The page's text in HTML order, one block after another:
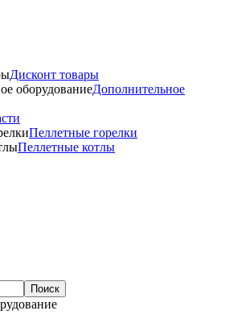
Дисконт товары
Дополнительное
Пеллетные горелки
Пеллетные котлы